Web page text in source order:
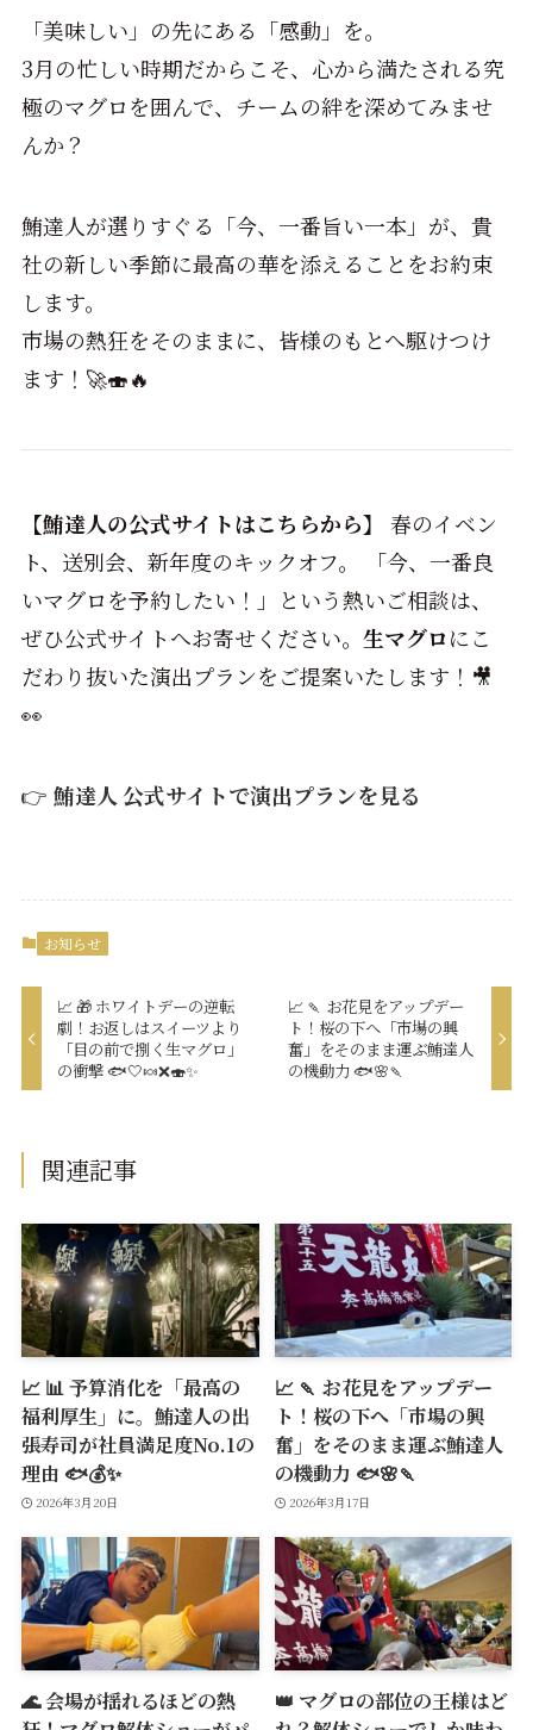
「美味しい」の先にある「感動」を。
3月の忙しい時期だからこそ、心から満たされる究
極のマグロを囲んで、チームの絆を深めてみませ
んか？
鮪達人が選りすぐる「今、一番旨い一本」が、貴
社の新しい季節に最高の華を添えることをお約束
します。
市場の熱狂をそのままに、皆様のもとへ駆けつけ
ます！🚀🍣🔥
【鮪達人の公式サイトはこちらから】
春のイベン
ト、送別会、新年度のキックオフ。 「今、一番良
いマグロを予約したい！」という熱いご相談は、
ぜひ公式サイトへお寄せください。 生マグロにこ
だわり抜いた演出プランをご提案いたします！🎥
👀
👉 鮪達人 公式サイトで演出プランを見る
お知らせ
📈 🎁 ホワイトデーの逆転
劇！お返しはスイーツより
「目の前で捌く生マグロ」
の衝撃 🐟🤍🍬❌🍣✨
📈 🍡 お花見をアップデー
ト！桜の下へ「市場の興
奮」をそのまま運ぶ鮪達人
の機動力 🐟🌸🍡
関連記事
📈 📊 予算消化を「最高の
福利厚生」に。鮪達人の出
張寿司が社員満足度No.1の
理由 🐟💰✨
2026年3月20日
📈 🍡 お花見をアップデー
ト！桜の下へ「市場の興
奮」をそのまま運ぶ鮪達人
の機動力 🐟🌸🍡
2026年3月17日
🌊 会場が揺れるほどの熱
👑 マグロの部位の王様はど